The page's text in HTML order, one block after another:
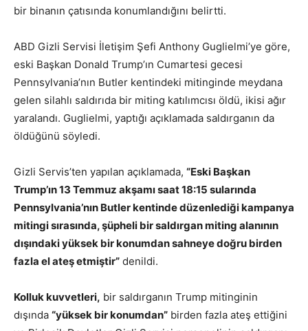
bir binanın çatısında konumlandığını belirtti.
ABD Gizli Servisi İletişim Şefi Anthony Guglielmi’ye göre,
eski Başkan Donald Trump’ın Cumartesi gecesi
Pennsylvania’nın Butler kentindeki mitinginde meydana
gelen silahlı saldırıda bir miting katılımcısı öldü, ikisi ağır
yaralandı. Guglielmi, yaptığı açıklamada saldırganın da
öldüğünü söyledi.
Gizli Servis’ten yapılan açıklamada, “Eski Başkan
Trump’ın 13 Temmuz akşamı saat 18:15 sularında
Pennsylvania’nın Butler kentinde düzenlediği kampanya
mitingi sırasında, şüpheli bir saldırgan miting alanının
dışındaki yüksek bir konumdan sahneye doğru birden
fazla el ateş etmiştir” denildi.
Kolluk kuvvetleri, bir saldırganın Trump mitinginin
dışında “yüksek bir konumdan” birden fazla ateş ettiğini